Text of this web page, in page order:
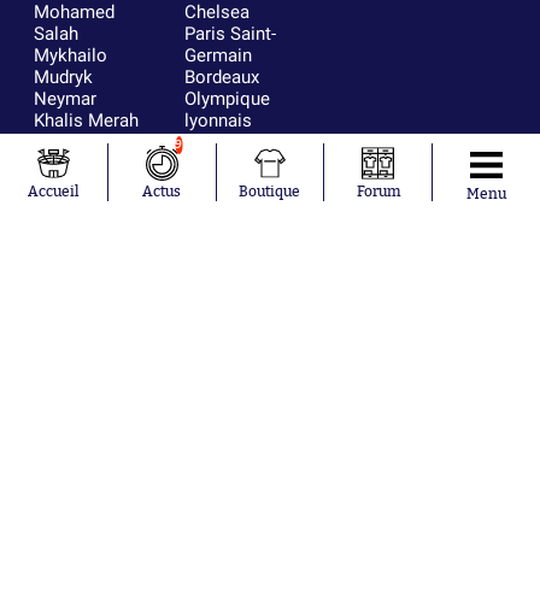
Mohamed
Salah
Mykhailo
Mudryk
Neymar
Khalis Merah
Loïs Openda
Moussa
Niakhaté
Chelsea
Paris Saint-
Germain
Bordeaux
Olympique
lyonnais
FIFA
Real Madrid
RC Strasbourg
AC Milan
Accueil
9
Actus Boutique Forum Menu